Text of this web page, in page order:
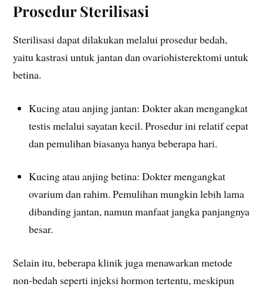
Prosedur Sterilisasi
Sterilisasi dapat dilakukan melalui prosedur bedah,
yaitu kastrasi untuk jantan dan ovariohisterektomi untuk
betina.
Kucing atau anjing jantan: Dokter akan mengangkat
testis melalui sayatan kecil. Prosedur ini relatif cepat
dan pemulihan biasanya hanya beberapa hari.
Kucing atau anjing betina: Dokter mengangkat
ovarium dan rahim. Pemulihan mungkin lebih lama
dibanding jantan, namun manfaat jangka panjangnya
besar.
Selain itu, beberapa klinik juga menawarkan metode
non-bedah seperti injeksi hormon tertentu, meskipun